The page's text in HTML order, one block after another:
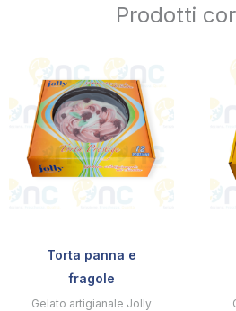
Prodotti
Torta panna e
fragole
Gelato artigianale Jolly